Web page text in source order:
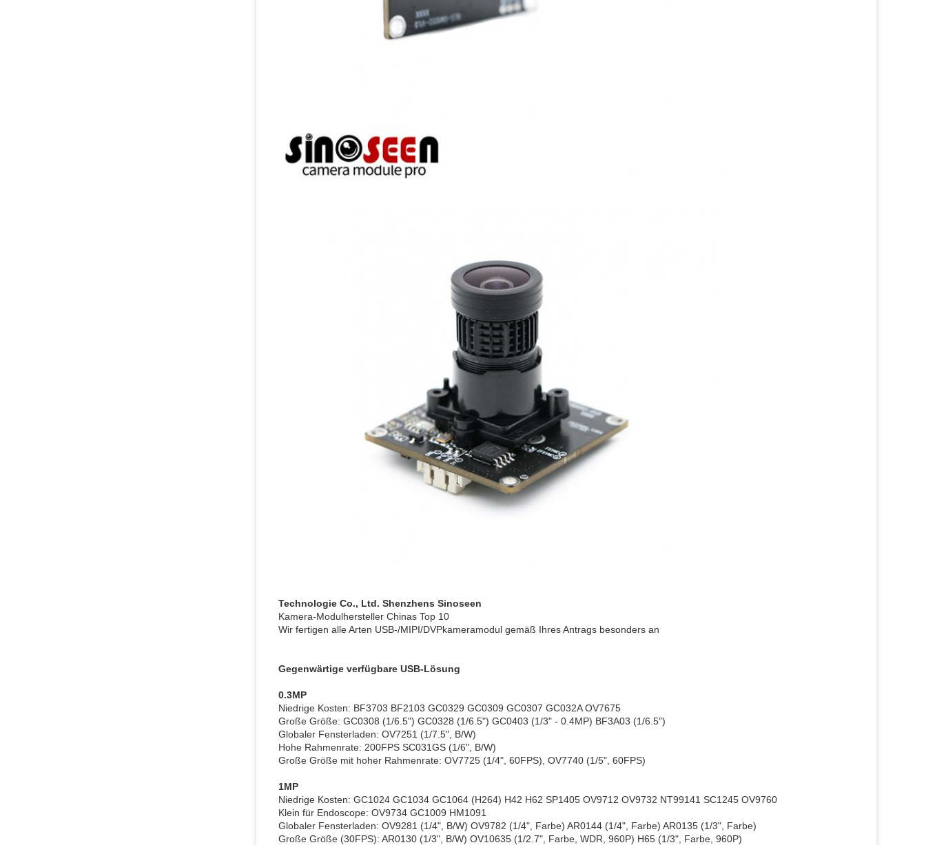
Technologie Co., Ltd. Shenzhens Sinoseen
Kamera-Modulhersteller Chinas Top 10
Wir fertigen alle Arten USB-/MIPI/DVPkameramodul gemäß Ihres Antrags besonders an
Gegenwärtige verfügbare USB-Lösung
0.3MP
Niedrige Kosten: BF3703 BF2103 GC0329 GC0309 GC0307 GC032A OV7675
Große Größe: GC0308 (1/6.5") GC0328 (1/6.5") GC0403 (1/3" - 0.4MP) BF3A03 (1/6.5")
Globaler Fensterladen: OV7251 (1/7.5", B/W)
Hohe Rahmenrate: 200FPS SC031GS (1/6", B/W)
Große Größe mit hoher Rahmenrate: OV7725 (1/4", 60FPS), OV7740 (1/5", 60FPS)
1MP
Niedrige Kosten: GC1024 GC1034 GC1064 (H264) H42 H62 SP1405 OV9712 OV9732 NT99141 SC1245 OV9760
Klein für Endoscope: OV9734 GC1009 HM1091
Globaler Fensterladen: OV9281 (1/4", B/W) OV9782 (1/4", Farbe) AR0144 (1/4", Farbe) AR0135 (1/3", Farbe)
Große Größe (30FPS): AR0130 (1/3", B/W) OV10635 (1/2.7", Farbe, WDR, 960P) H65 (1/3", Farbe, 960P)